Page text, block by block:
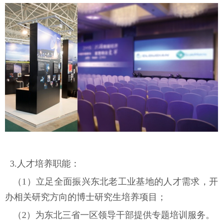
3.人才培养职能：
（1）立足全面振兴东北老工业基地的人才需求，开
办相关研究方向的博士研究生培养项目；
（2） 为东北三省一区领导干部提供专题培训服务。